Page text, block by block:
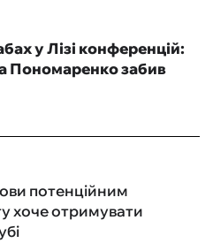
у Лізі конференцій:
Пономаренко забив
потенційним
хоче отримувати